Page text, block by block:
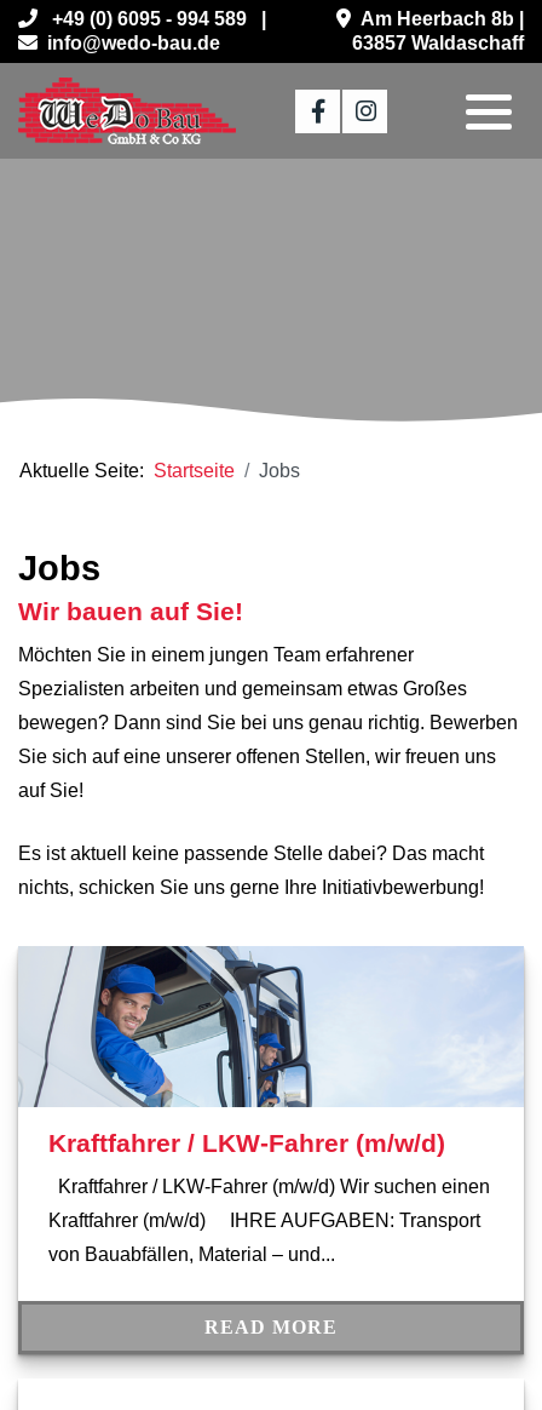
+49 (0) 6095 - 994 589 |
info@wedo-bau.de
Am Heerbach 8b |
63857 Waldaschaff
Aktuelle Seite: Startseite Jobs
Jobs
Wir bauen auf Sie!
Möchten Sie in einem jungen Team erfahrener
Spezialisten arbeiten und gemeinsam etwas Großes
bewegen? Dann sind Sie bei uns genau richtig. Bewerben
Sie sich auf eine unserer offenen Stellen, wir freuen uns
auf Sie!
Es ist aktuell keine passende Stelle dabei? Das macht
nichts, schicken Sie uns gerne Ihre Initiativbewerbung!
Kraftfahrer / LKW-Fahrer (m/w/d)
Kraftfahrer / LKW-Fahrer (m/w/d) Wir suchen einen
Kraftfahrer (m/w/d) IHRE AUFGABEN: Transport
von Bauabfällen, Material – und...
READ MORE